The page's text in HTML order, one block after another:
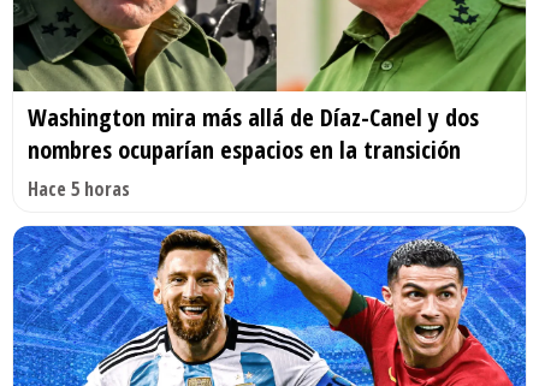
Washington mira más allá de Díaz-Canel y dos
nombres ocuparían espacios en la transición
Hace 5 horas